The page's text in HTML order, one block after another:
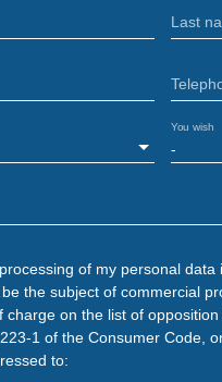
Last
-
You wish
of my personal data
the subject of commercial
charge on the list of
1 of the Consumer Code,
to: